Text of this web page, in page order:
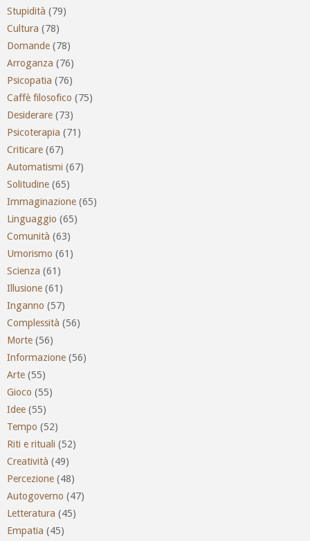
Stupidità (79)
Cultura (78)
Domande (78)
Arroganza (76)
Psicopatia (76)
Caffè filosofico (75)
Desiderare (73)
Psicoterapia (71)
Criticare (67)
Automatismi (67)
Solitudine (65)
Immaginazione (65)
Linguaggio (65)
Comunità (63)
Umorismo (61)
Scienza (61)
Illusione (61)
Inganno (57)
Complessità (56)
Morte (56)
Informazione (56)
Arte (55)
Gioco (55)
Idee (55)
Tempo (52)
Riti e rituali (52)
Creatività (49)
Percezione (48)
Autogoverno (47)
Letteratura (45)
Empatia (45)